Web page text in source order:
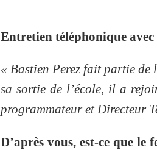
Entretien téléphonique
« Bastien Perez fait partie de
sa sortie de l’école, il a
programmateur et Directeur
D’après vous, est-ce que